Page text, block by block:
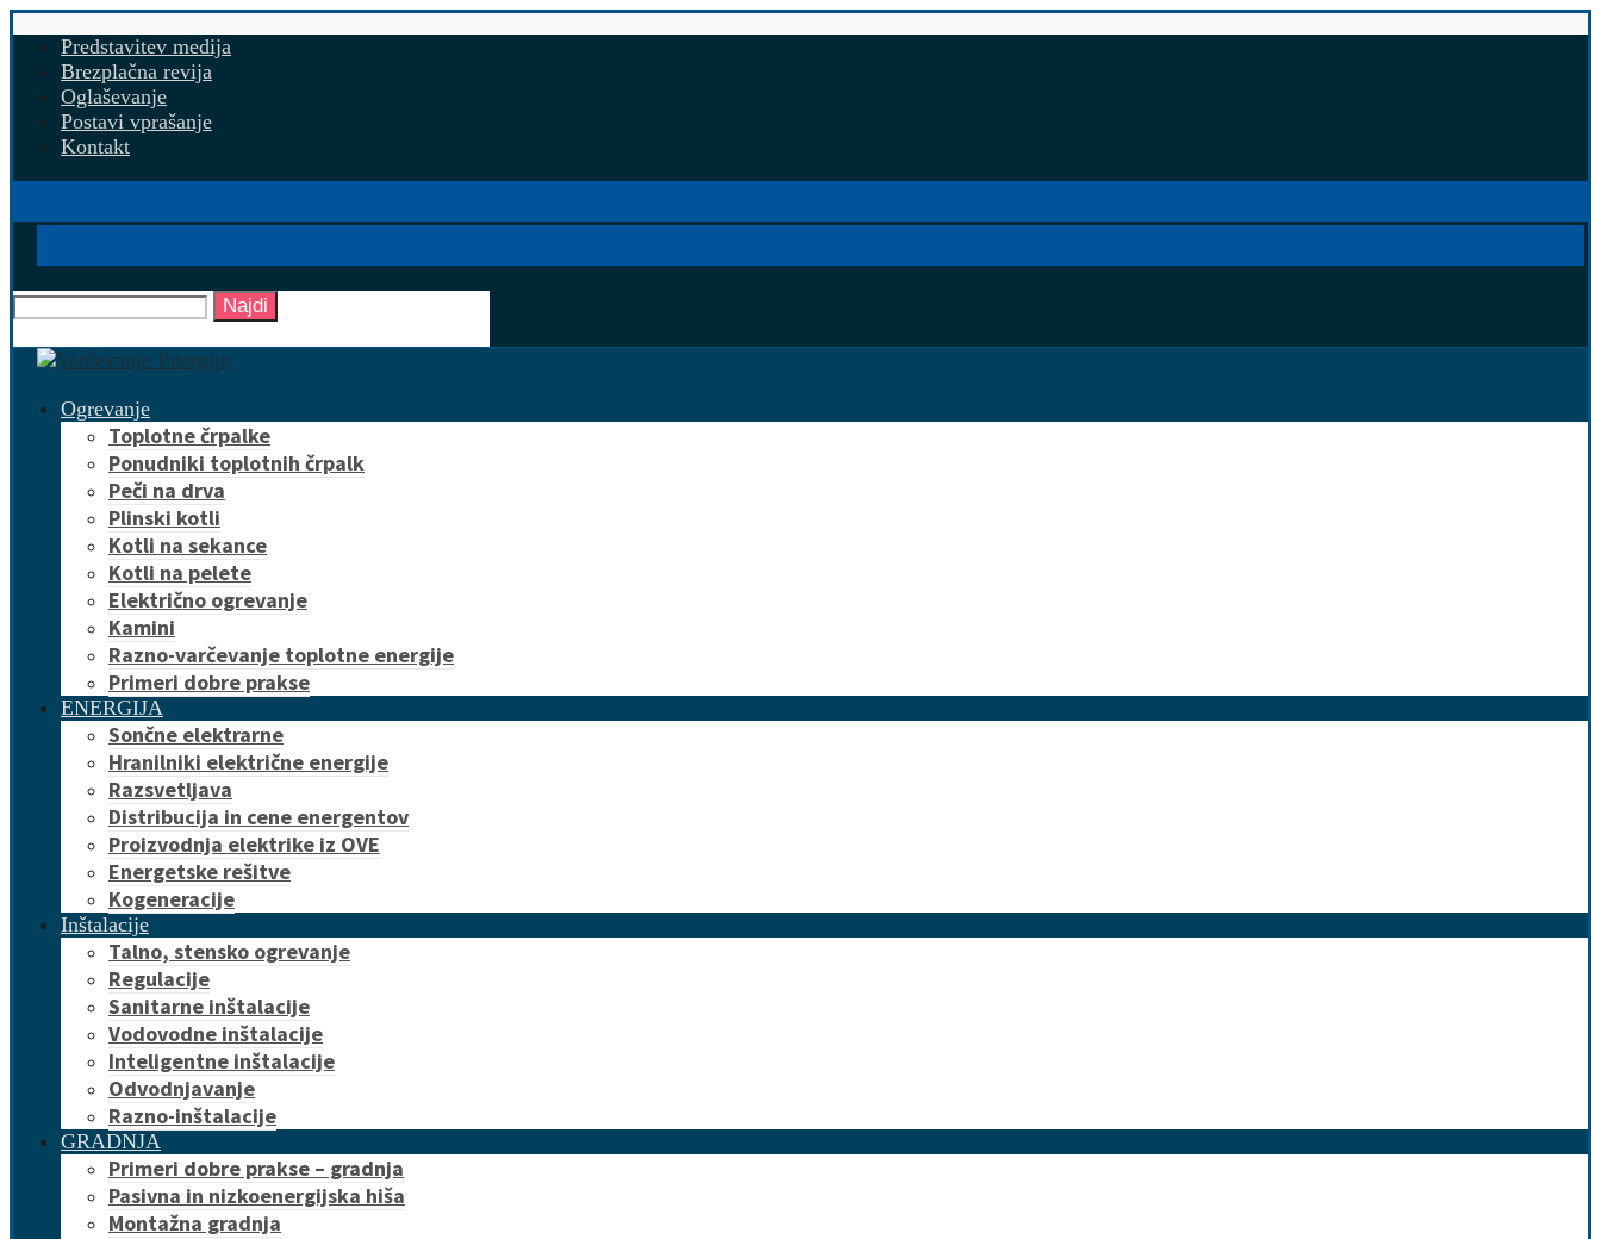
Predstavitev medija
Brezplačna revija
Oglaševanje
Postavi vprašanje
Kontakt
Najdi
Ogrevanje
Toplotne črpalke
Ponudniki toplotnih črpalk
Peči na drva
Plinski kotli
Kotli na sekance
Kotli na pelete
Električno ogrevanje
Kamini
Razno-varčevanje toplotne energije
Primeri dobre prakse
ENERGIJA
Sončne elektrarne
Hranilniki električne energije
Razsvetljava
Distribucija in cene energentov
Proizvodnja elektrike iz OVE
Energetske rešitve
Kogeneracije
Inštalacije
Talno, stensko ogrevanje
Regulacije
Sanitarne inštalacije
Vodovodne inštalacije
Inteligentne inštalacije
Odvodnjavanje
Razno-inštalacije
GRADNJA
Primeri dobre prakse – gradnja
Pasivna in nizkoenergijska hiša
Montažna gradnja